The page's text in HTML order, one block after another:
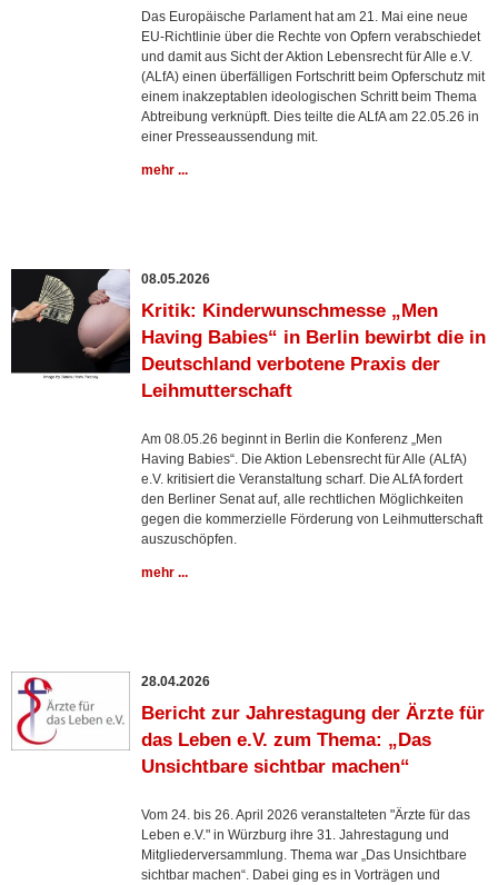
Das Europäische Parlament hat am 21. Mai eine neue
EU-Richtlinie über die Rechte von Opfern verabschiedet
und damit aus Sicht der Aktion Lebensrecht für Alle e.V.
(ALfA) einen überfälligen Fortschritt beim Opferschutz mit
einem inakzeptablen ideologischen Schritt beim Thema
Abtreibung verknüpft. Dies teilte die ALfA am 22.05.26 in
einer Presseaussendung mit.
mehr ...
08.05.2026
Kritik: Kinderwunschmesse „Men
Having Babies“ in Berlin bewirbt die in
Deutschland verbotene Praxis der
Leihmutterschaft
Am 08.05.26 beginnt in Berlin die Konferenz „Men
Having Babies“. Die Aktion Lebensrecht für Alle (ALfA)
e.V. kritisiert die Veranstaltung scharf. Die ALfA fordert
den Berliner Senat auf, alle rechtlichen Möglichkeiten
gegen die kommerzielle Förderung von Leihmutterschaft
auszuschöpfen.
mehr ...
28.04.2026
Bericht zur Jahrestagung der Ärzte für
das Leben e.V. zum Thema: „Das
Unsichtbare sichtbar machen“
Vom 24. bis 26. April 2026 veranstalteten "Ärzte für das
Leben e.V." in Würzburg ihre 31. Jahrestagung und
Mitgliederversammlung. Thema war „Das Unsichtbare
sichtbar machen“. Dabei ging es in Vorträgen und